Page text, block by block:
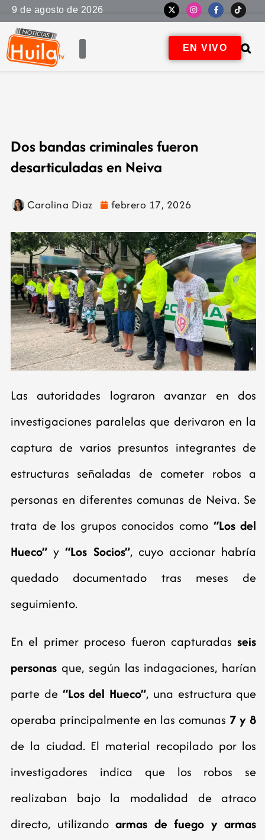
9 de agosto de 2026
EN VIVO
Dos bandas criminales fueron
desarticuladas en Neiva
Carolina Diaz febrero 17, 2026
Las autoridades lograron avanzar en dos
investigaciones paralelas que derivaron en la
captura de varios presuntos integrantes de
estructuras señaladas de cometer robos a
personas en diferentes comunas de Neiva. Se
trata de los grupos conocidos como “Los del
Hueco” y“Los Socios”, cuyo accionar habría
quedado documentado tras meses de
seguimiento.
En el primer proceso fueron capturadasseis
personas que, según las indagaciones, harían
parte de “Los del Hueco”, una estructura que
operaba principalmente en las comunas 7 y 8
de la ciudad. El material recopilado por los
investigadores indica que los robos se
realizaban bajo la modalidad de atraco
directo, utilizandoarmas de fuego y armas